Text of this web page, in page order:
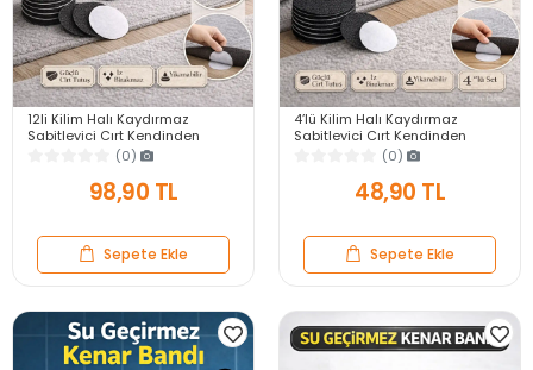
12li Kilim Halı Kaydırmaz
Sabitleyici Cırt Kendinden
Yapışkanlı Koltuk Örtüsü Halı
Kayma Önleyici
(0)
98,90 TL
Sepete Ekle
4’lü Kilim Halı Kaydırmaz
Sabitleyici Cırt Kendinden
Yapışkanlı Koltuk Örtüsü Halı
Kayma Önleyici
(0)
48,90 TL
Sepete Ekle